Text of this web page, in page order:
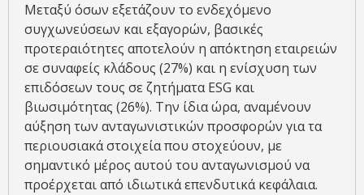
Μεταξύ όσων εξετάζουν το ενδεχόμενο
συγχωνεύσεων και εξαγορών, βασικές
προτεραιότητες αποτελούν η απόκτηση εταιρειών
σε συναφείς κλάδους (27%) και η ενίσχυση των
επιδόσεων τους σε ζητήματα ESG και
βιωσιμότητας (26%). Την ίδια ώρα, αναμένουν
αύξηση των ανταγωνιστικών προσφορών για τα
περιουσιακά στοιχεία που στοχεύουν, με
σημαντικό μέρος αυτού του ανταγωνισμού να
προέρχεται από ιδιωτικά επενδυτικά κεφάλαια.